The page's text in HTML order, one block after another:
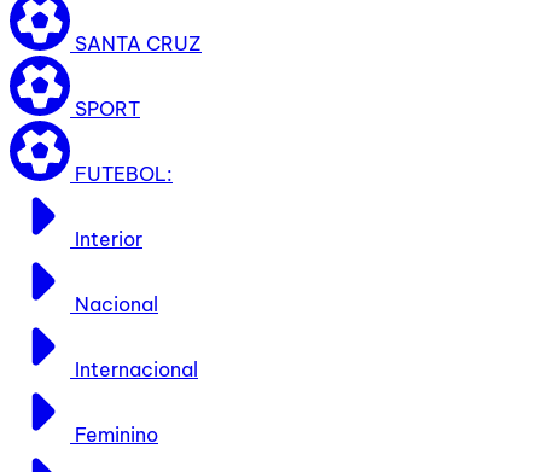
SANTA CRUZ
SPORT
FUTEBOL:
Interior
Nacional
Internacional
Feminino